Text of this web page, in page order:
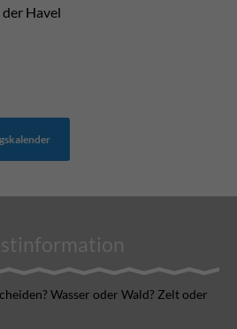
Havel
Wasser oder Wald? Zelt oder